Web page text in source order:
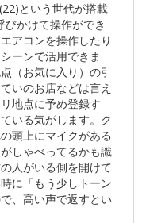
という世代が搭載
かけて操作ができ
アコンを操作したり
ーンで活用できま
（お気に入り）の引
いのお店などは言え
地点に予め登録す
いる気がします。ク
頭上にマイクがある
しゃべってるかも識
人がいる側を開けて
に「もう少しトーン
、高い声で返すとい